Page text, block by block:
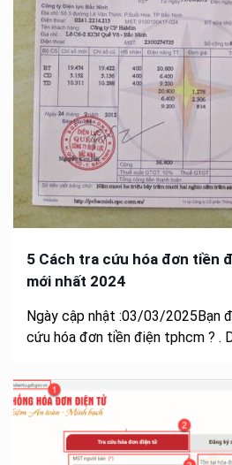
5 Cách tra cứu hóa đơn tiền
mới nhất 2024
Ngày cập nhật :03/03/2025Bạn
cứu hóa đơn tiền điện tphcm ? .